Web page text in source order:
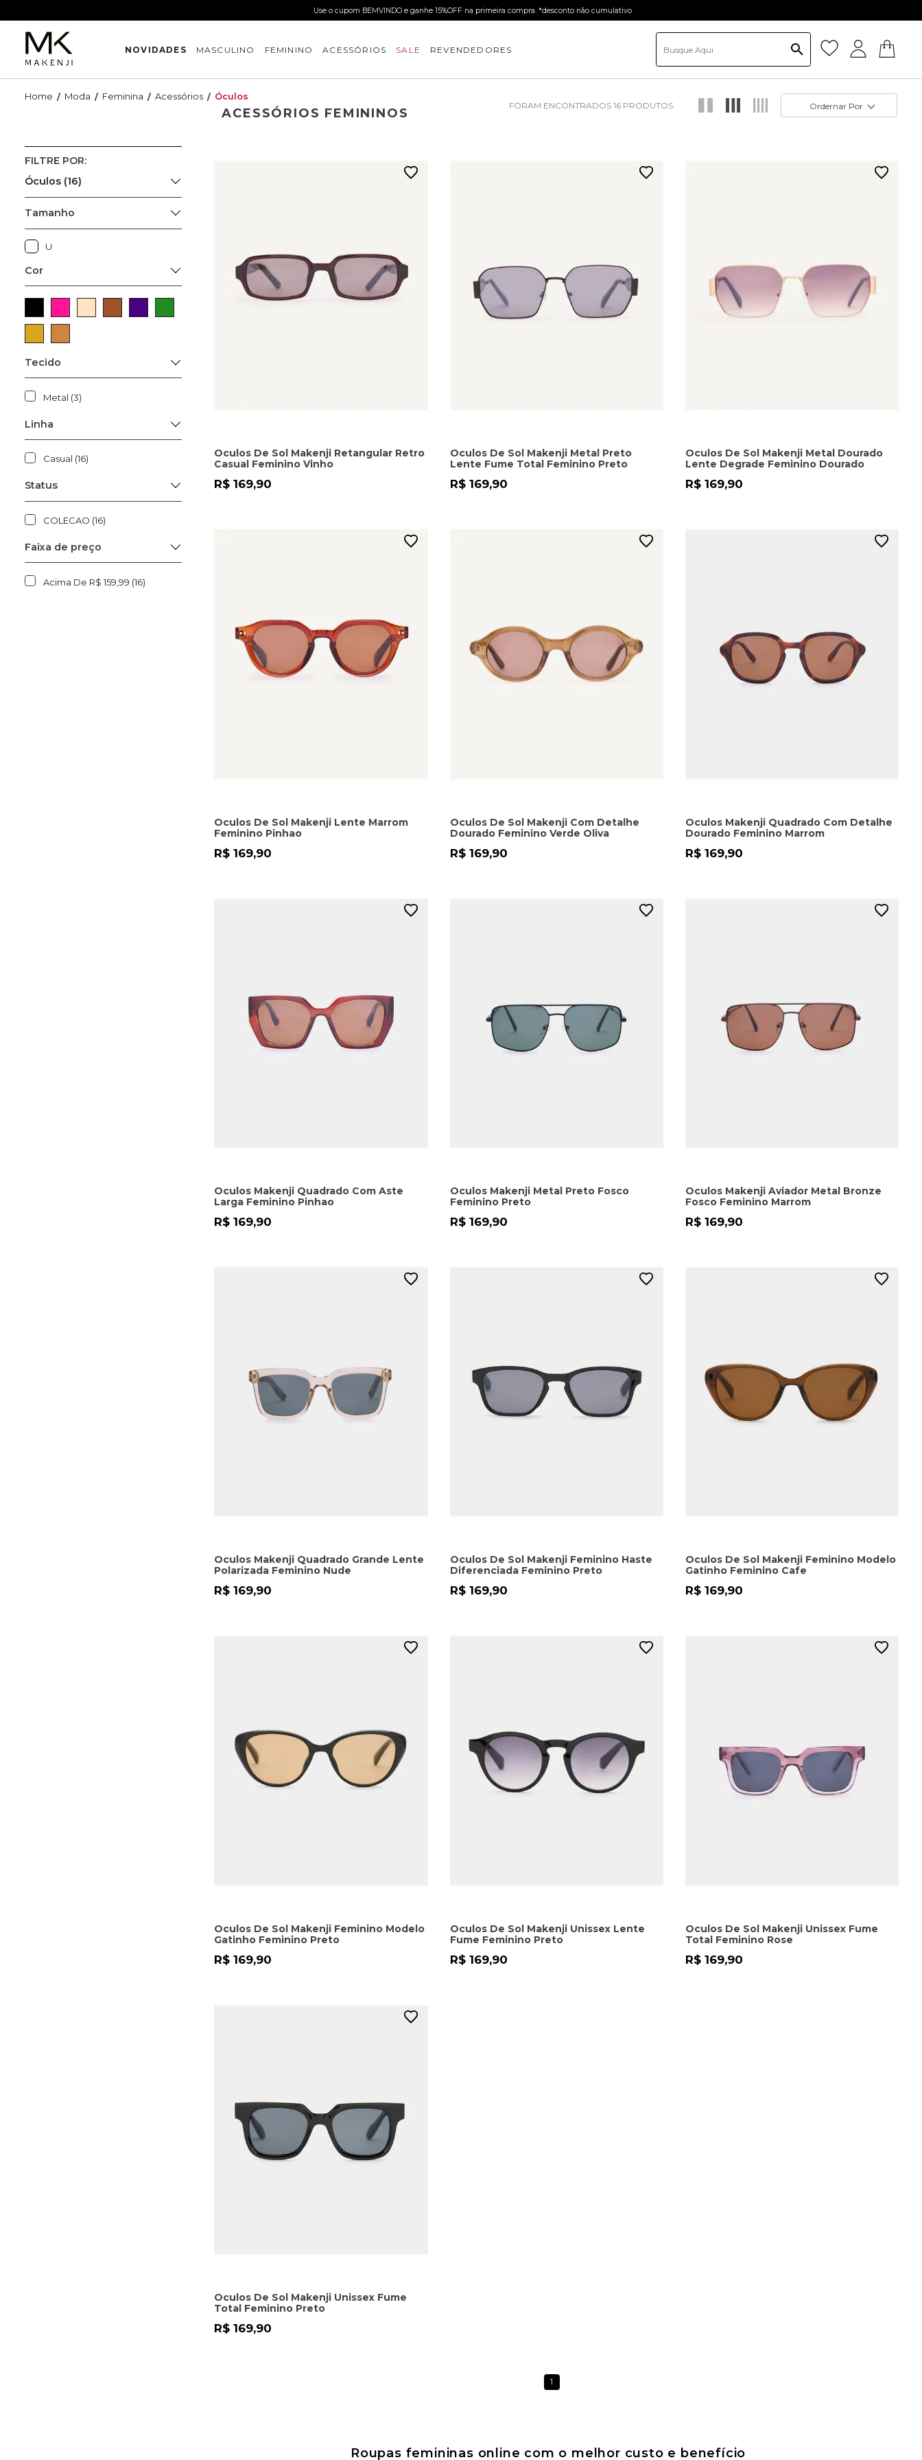
Use o cupom BEMVINDO e ganhe 15%OFF na primeira compra. *desconto não cumulativo
NOVIDADES MASCULINO FEMININO ACESSÓRIOS SALE REVENDEDORES
Moda Feminina Acessórios Óculos
16 Ordernar Por
Óculos (16)
Cor
Tecido
Metal (3)
Linha
Casual (16)
Status
COLECAO (16)
Tamanho
U
Faixa de preço
Acima De R$ 159,99 (16)
ACESSÓRIOS FEMININOS
Oculos De Sol Makenji Retangular Retro
Casual Feminino Vinho
R$ 169,90
Oculos De Sol Makenji Metal Preto
Lente Fume Total Feminino Preto
R$ 169,90
Oculos De Sol Makenji Metal Dourado
Lente Degrade Feminino Dourado
R$ 169,90
Oculos De Sol Makenji Lente Marrom
Feminino Pinhao
R$ 169,90
Oculos De Sol Makenji Com Detalhe
Dourado Feminino Verde Oliva
R$ 169,90
Oculos Makenji Quadrado Com Detalhe
Dourado Feminino Marrom
R$ 169,90
Oculos Makenji Quadrado Com Aste
Larga Feminino Pinhao
R$ 169,90
Oculos Makenji Metal Preto Fosco
Feminino Preto
R$ 169,90
Oculos Makenji Aviador Metal Bronze
Fosco Feminino Marrom
R$ 169,90
Oculos Makenji Quadrado Grande Lente
Polarizada Feminino Nude
R$ 169,90
Oculos De Sol Makenji Feminino Haste
Diferenciada Feminino Preto
R$ 169,90
Oculos De Sol Makenji Feminino Modelo
Gatinho Feminino Cafe
R$ 169,90
Oculos De Sol Makenji Feminino Modelo
Gatinho Feminino Preto
R$ 169,90
Oculos De Sol Makenji Unissex Lente
Fume Feminino Preto
R$ 169,90
Oculos De Sol Makenji Unissex Fume
Total Feminino Rose
R$ 169,90
Oculos De Sol Makenji Unissex Fume
Total Feminino Preto
R$ 169,90
1
Roupas femininas online com o melhor custo e benefício